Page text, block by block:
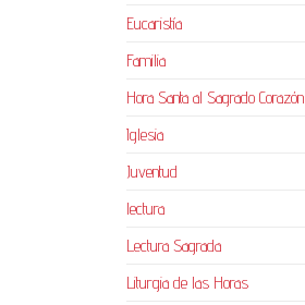
Eucaristía
Familia
Hora Santa al Sagrado Corazón
Iglesia
Juventud
lectura
Lectura Sagrada
Liturgia de las Horas